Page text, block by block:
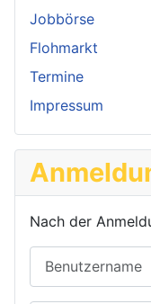
Jobbörse
Flohmarkt
Termine
Impressum
Nach der